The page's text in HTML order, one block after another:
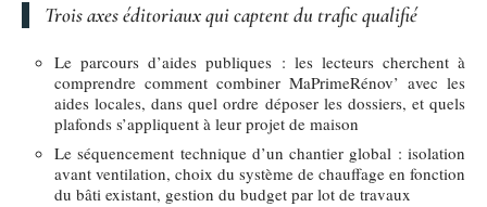
Trois axes éditoriaux qui captent du trafic qualifié
Le parcours d’aides publiques : les lecteurs cherchent à
comprendre comment combiner MaPrimeRénov’ avec les
aides locales, dans quel ordre déposer les dossiers, et quels
plafonds s’appliquent à leur projet de maison
Le séquencement technique d’un chantier global : isolation
avant ventilation, choix du système de chauffage en fonction
du bâti existant, gestion du budget par lot de travaux